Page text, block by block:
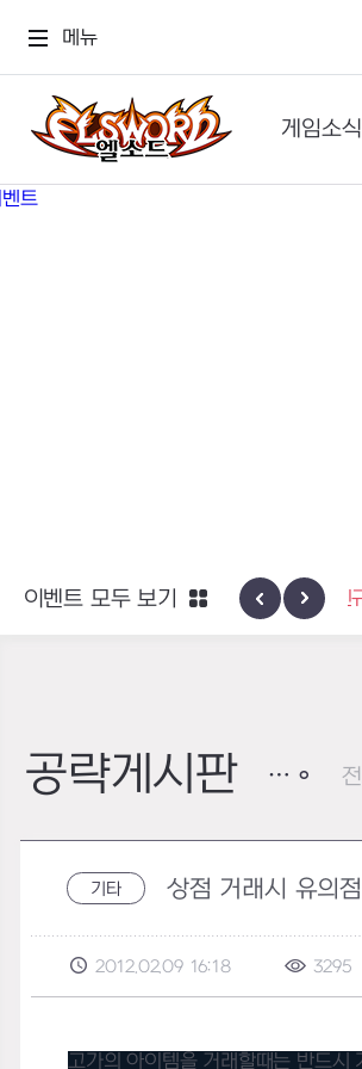
메뉴
게임소식
공지사항
신규 지역 네블론
이벤트 모두 보기
공략게시판
기타 상점 거래시 유의
2012.02.09 16:18 3295
고가의 아이템을 거래할때는 반드시